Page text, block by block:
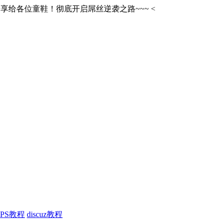
给各位童鞋！彻底开启屌丝逆袭之路~~~ <
PS教程 discuz教程